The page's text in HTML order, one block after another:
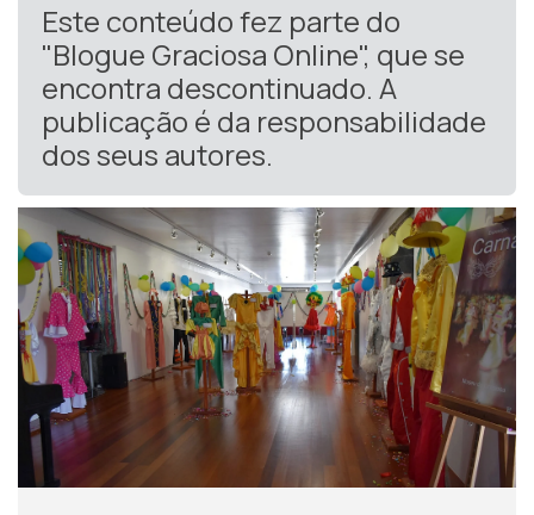
Este conteúdo fez parte do
"Blogue Graciosa Online", que se
encontra descontinuado. A
publicação é da responsabilidade
dos seus autores.